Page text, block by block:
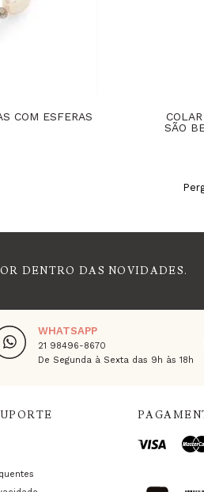
COM ESFERAS
SÃO
DENTRO DAS NOVIDADES.
WHATSAPP
21 98496-8670
De Segunda à Sexta das 9h às 18h